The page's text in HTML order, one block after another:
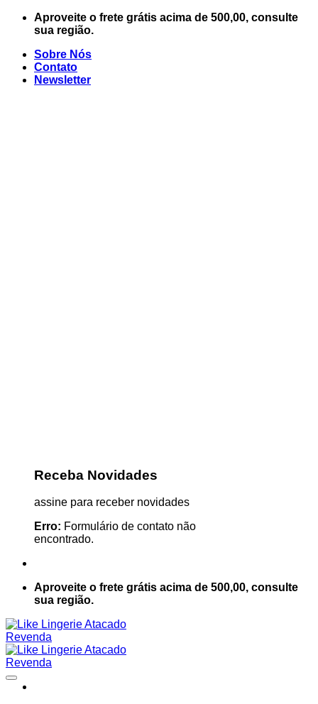
Skip
Aproveite o frete grátis acima de 500,00, consulte
sua região.
Sobre Nós
Contato
Newsletter
Receba Novidades
assine para receber novidades
Erro: Formulário de contato não
encontrado.
Aproveite o frete grátis acima de 500,00, consulte
sua região.